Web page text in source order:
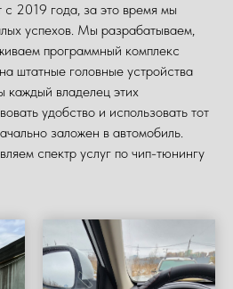
2019 года, за это время мы
успехов. Мы разрабатываем,
программный комплекс
штатные головные устройства
каждый владелец этих
удобство и использовать тот
заложен в автомобиль.
спектр услуг по чип-тюнингу